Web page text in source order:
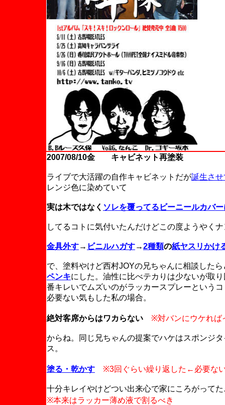
2007/08/10金 キャビネット再塗装
ライブで大活躍の自作キャビネットだが誕生さ
レンジ色に染めていて
実は木ではなく ソレを覆ってるビーニールカバ
してるコトに気付いたんだけどこの度ようやく
金具外す→ ビニルハガす→2種類の紙ヤスリかけ
で、塗料やけど西村JOYの兄ちゃんに相談したら
ペンキにした。油性に比べテカりは少ないが取
番キレいでムズいのがラッカースプレーという
必要ない気もした私の場合。
絶対客席からはワカらない ※対バンにウケれば
からね。同じ兄ちゃんの提案でハケはスポンジ
ス。
塗る・乾かす ※3回ぐらい繰り返した←必要な
十分キレイやけどつい出来心で家にころがって
※本来はラッカー薄め液で割るべき